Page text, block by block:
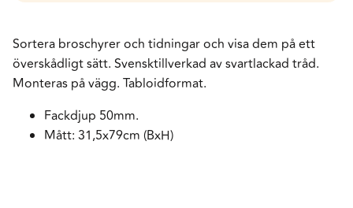
Sortera broschyrer och tidningar och visa dem på ett
överskådligt sätt. Svensktillverkad av svartlackad tråd.
Monteras på vägg. Tabloidformat.
Fackdjup 50mm.
Mått: 31,5x79cm (BxH)